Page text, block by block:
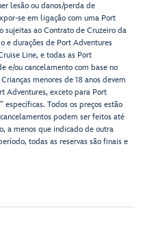
lesão ou danos/perda de
se em ligação com uma Port
sujeitas ao Contrato de Cruzeiro da
e durações de Port Adventures
Line, e todas as Port
e/ou cancelamento com base no
menores de 18 anos devem
Adventures, exceto para Port
Todos os preços estão
podem ser feitos até
a menos que indicado de outra
todas as reservas são finais e